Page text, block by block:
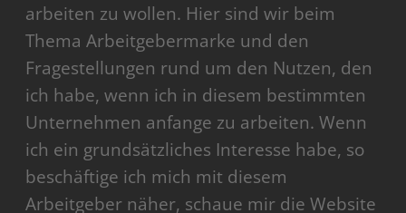
arbeiten zu wollen. Hier sind wir beim
Thema Arbeitgebermarke und den
Fragestellungen rund um den Nutzen, den
ich habe, wenn ich in diesem bestimmten
Unternehmen anfange zu arbeiten. Wenn
ich ein grundsätzliches Interesse habe, so
beschäftige ich mich mit diesem
Arbeitgeber näher, schaue mir die Website